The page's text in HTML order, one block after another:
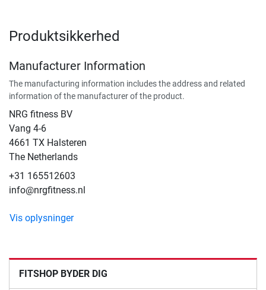
Produktsikkerhed
Manufacturer Information
The manufacturing information includes the address and related
information of the manufacturer of the product.
NRG fitness BV
Vang 4-6
4661 TX Halsteren
The Netherlands
+31 165512603
info@nrgfitness.nl
Vis oplysninger
FITSHOP BYDER DIG